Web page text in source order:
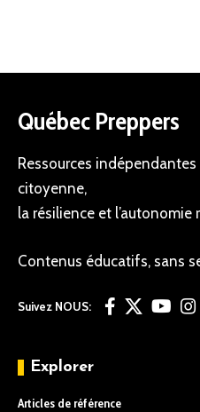
Québec Preppers
Ressources
citoyenne,
la résilience et l’autonomie
Contenus éducatifs, sans
Suivez NOUS:
Explorer
Articles de référence